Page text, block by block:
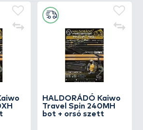
HALDORÁDÓ Kaiwo
Travel Spin 240MH
bot + orsó szett